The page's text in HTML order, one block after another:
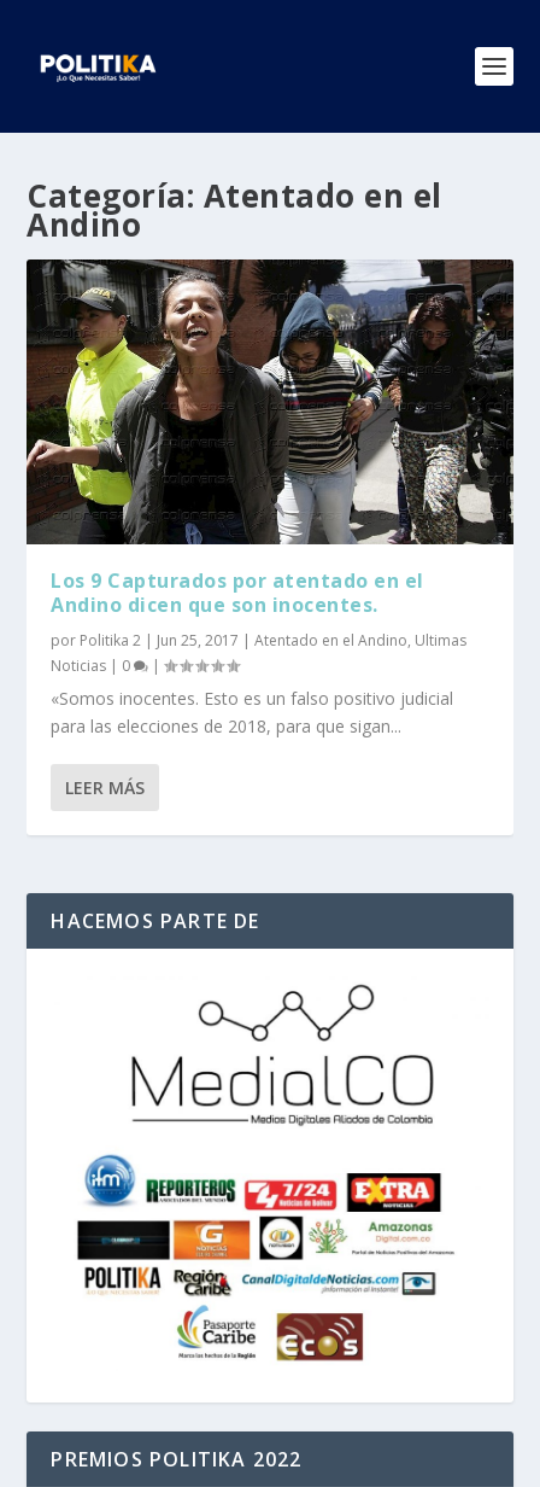
Categoría: Atentado en el
Andino
Los 9 Capturados por atentado en el
Andino dicen que son inocentes.
por Politika 2 | Jun 25, 2017 |Atentado en el Andino, Ultimas
Noticias | 0 |
«Somos inocentes. Esto es un falso positivo judicial
para las elecciones de 2018, para que sigan...
LEER MÁS
HACEMOS PARTE DE
PREMIOS POLITIKA 2022